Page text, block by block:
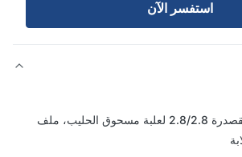
استفسر الآن
0.22 مم T4 صفيحة مقصدرة 2.8/2.8 لعلبة مسحوق الحليب، ملف